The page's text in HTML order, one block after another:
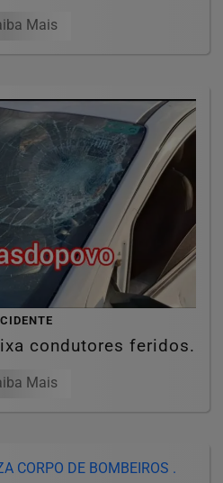
Mais
condutores feridos.
Mais